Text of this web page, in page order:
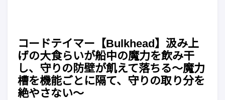
コードテイマー【Bulkhead】汲み上
げの大食らいが船中の魔力を飲み干
し、守りの防壁が飢えて落ちる〜魔力
槽を機能ごとに隔て、守りの取り分を
絶やさない〜